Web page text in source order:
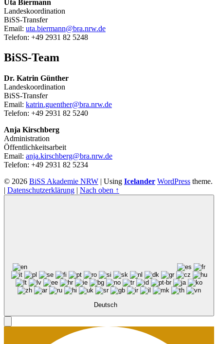
Uta Biermann
Landeskoordination
BiSS-Transfer
Email: uta.biermann@bra.nrw.de
Telefon: +49 2931 82 5248
BiSS-Team
Dr. Katrin Günther
Landeskoordination
BiSS-Transfer
Email: katrin.guenther@bra.nrw.de
Telefon: +49 2931 82 5240
Anja Kirschberg
Administration
Öffentlichkeitsarbeit
Email: anja.kirschberg@bra.nrw.de
Telefon: +49 2931 82 5234
© 2026 BiSS Akademie NRW | Using Icelander WordPress theme.
| Datenschutzerklärung | Nach oben ↑
Deutsch